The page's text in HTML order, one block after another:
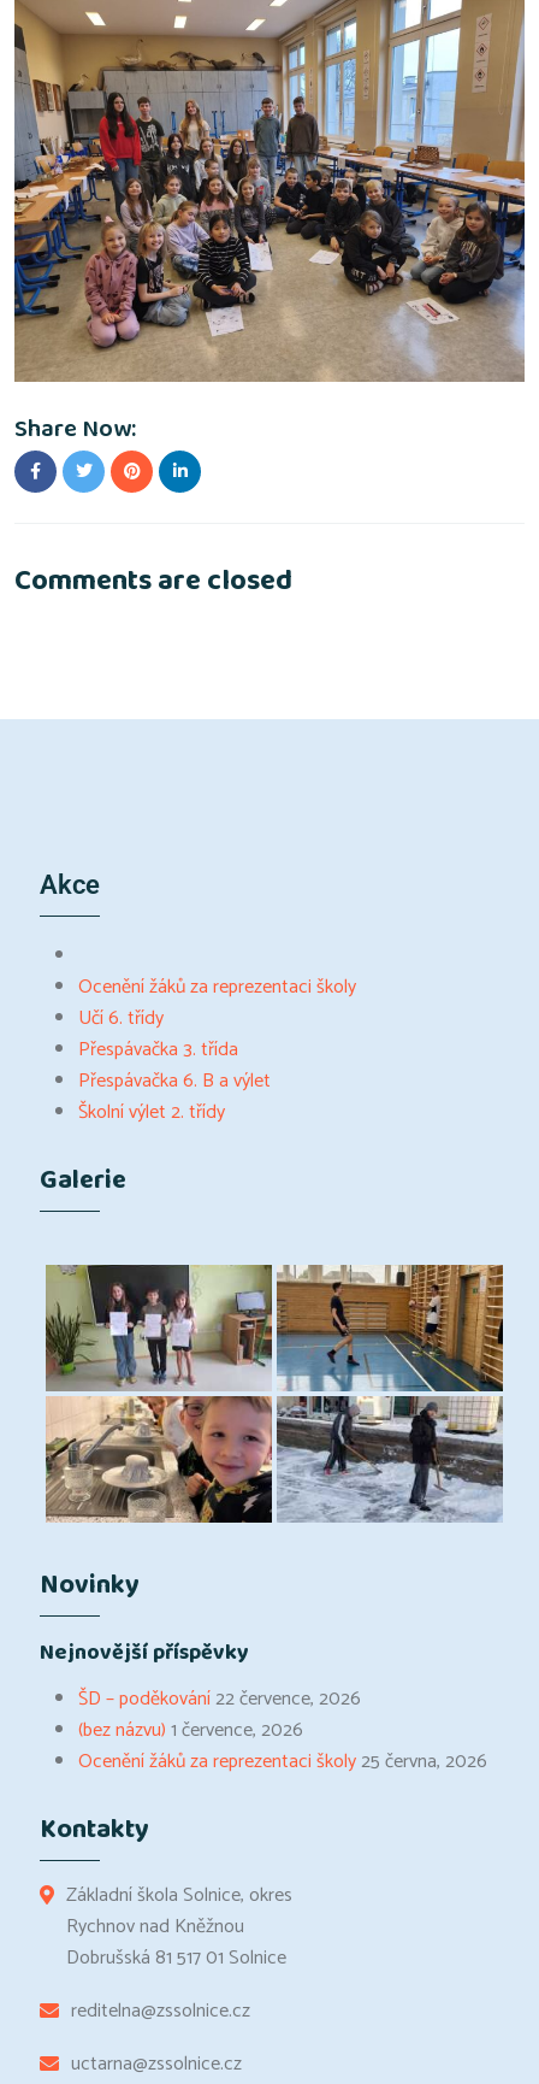
Share Now:
Comments are closed
Akce
Ocenění žáků za reprezentaci školy
Učí 6. třídy
Přespávačka 3. třída
Přespávačka 6. B a výlet
Školní výlet 2. třídy
Galerie
Novinky
Nejnovější příspěvky
ŠD – poděkování22 července, 2026
(bez názvu)1 července, 2026
Ocenění žáků za reprezentaci školy25 června, 2026
Kontakty
Základní škola Solnice, okres
Rychnov nad Kněžnou
Dobrušská 81 517 01 Solnice
reditelna@zssolnice.cz
uctarna@zssolnice.cz